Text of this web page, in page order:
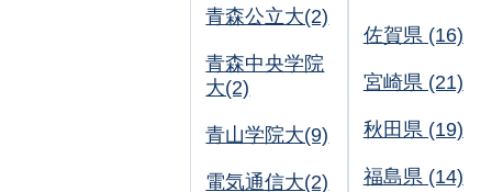
青森公立大(2)
青森中央学院
大(2)
青山学院大(9)
電気通信大(2)
佐賀県 (16)
宮崎県 (21)
秋田県 (19)
福島県 (14)